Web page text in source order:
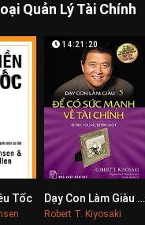
Quản Lý Tài Chính
0
Tốc 0
14:21:20
Dạy Con Làm Giàu 5: Để Có Sức Mạnh Về Tài Chính
Robert T. Kiyosaki